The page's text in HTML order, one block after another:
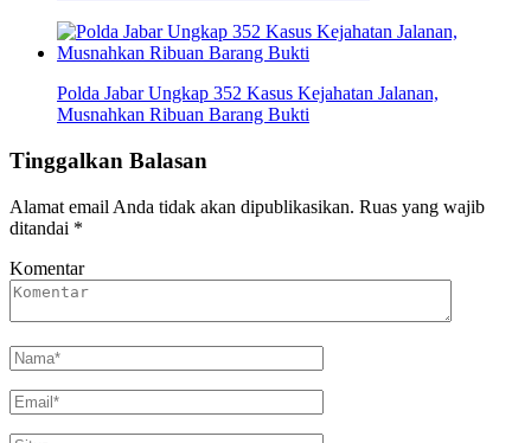
Polda Jabar Ungkap 352 Kasus Kejahatan Jalanan,
Musnahkan Ribuan Barang Bukti
Tinggalkan Balasan
Alamat email Anda tidak akan dipublikasikan. Ruas yang wajib
ditandai *
Komentar